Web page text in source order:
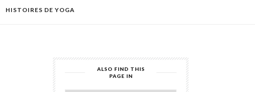
HISTOIRES DE YOGA
ALSO FIND THIS
PAGE IN